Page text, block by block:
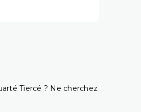
Tiercé ? Ne cherchez